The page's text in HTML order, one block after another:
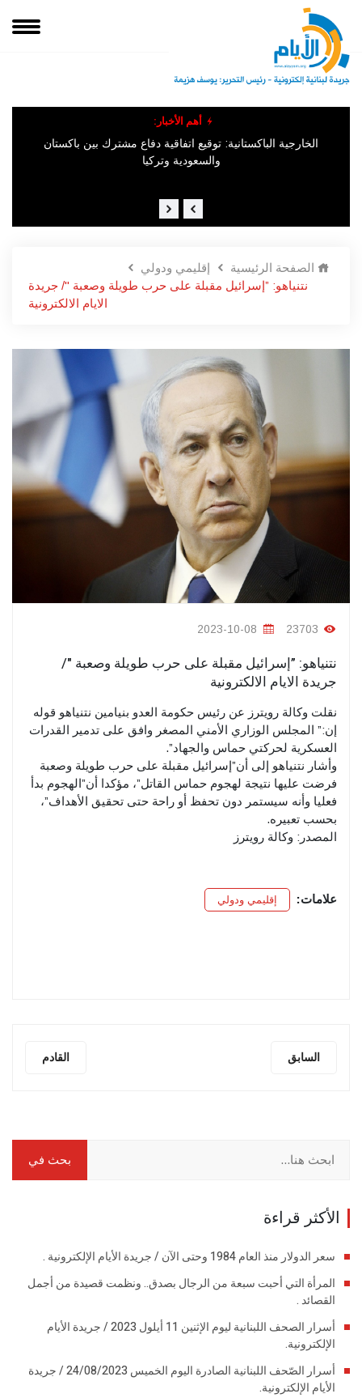
أهم الأخبار:
الخارجية الباكستانية: توقيع اتفاقية دفاع مشترك بين باكستان
والسعودية وتركيا
الصفحة الرئيسية
إقليمي ودولي
نتنياهو: ”إسرائيل مقبلة على حرب طويلة وصعبة "/ جريدة
الايام الالكترونية
نتنياهو: ”إسرائيل مقبلة على حرب طويلة وصعبة "/
جريدة الايام الالكترونية
نقلت وكالة رويترز عن رئيس حكومة العدو بنيامين نتنياهو قوله
إن:” المجلس الوزاري الأمني المصغر وافق على تدمير القدرات
العسكرية لحركتي حماس والجهاد”.
وأشار نتنياهو إلى أن”إسرائيل مقبلة على حرب طويلة وصعبة
فرضت عليها نتيجة لهجوم حماس القاتل”، مؤكدا أن”الهجوم بدأ
فعليا وأنه سيستمر دون تحفظ أو راحة حتى تحقيق الأهداف”،
بحسب تعبيره.
المصدر: وكالة رويترز
علامات: إقليمي ودولي
القادم السابق
الأكثر قراءة
سعر الدولار منذ العام 1984 وحتى الآن / جريدة الأيام الإلكترونية .
المرأة التي أحبت سبعة من الرجال بصدق.. ونظمت قصيدة من أجمل
القصائد .
أسرار الصحف اللبنانية ليوم الإثنين 11 أيلول 2023 / جريدة الأيام
الإلكترونية.
أسرار الصّحف اللبنانية الصادرة اليوم الخميس 24/08/2023 / جريدة
الأيام الإلكترونية.